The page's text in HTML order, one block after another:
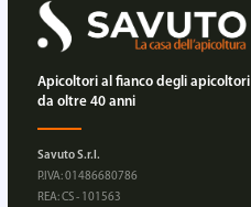
Apicoltori al fianco degli apicoltori
da oltre 40 anni
Savuto S.r.l.
P.IVA: 01486680786
REA: CS - 101563